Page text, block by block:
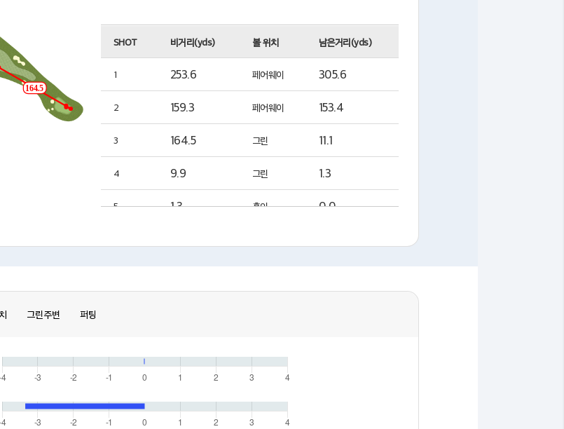
164.5
SHOT 비거리(yds) 볼 위치 남은거리(yds)
1 253.6 페어웨이 305.6
2 159.3 페어웨이 153.4
3 164.5 그린 11.1
4 9.9 그린 1.3
5 1.3 홀인 0.0
그린주변 퍼팅